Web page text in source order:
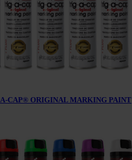
CAP® ORIGINAL MARKING PAINT